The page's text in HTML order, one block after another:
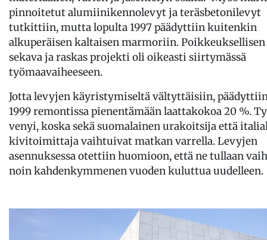
pinnoitetut alumiinikennolevyt ja teräsbetonilevyt
tutkittiin, mutta lopulta 1997 päädyttiin kuitenkin
alkuperäisen kaltaisen marmoriin.
sekava ja raskas projekti oli oikeasti siirtymässä
työmaavaiheeseen.
Jotta levyjen käyristymiseltä vältyttäisiin,
1999 remontissa pienentämään laattakokoa 20 %.
venyi, koska sekä suomalainen urakoitsija että
kivitoimittaja vaihtuivat matkan varrella. Levyjen
asennuksessa otettiin huomioon, että ne tullaan
noin kahdenkymmenen vuoden kuluttua uudelleen.